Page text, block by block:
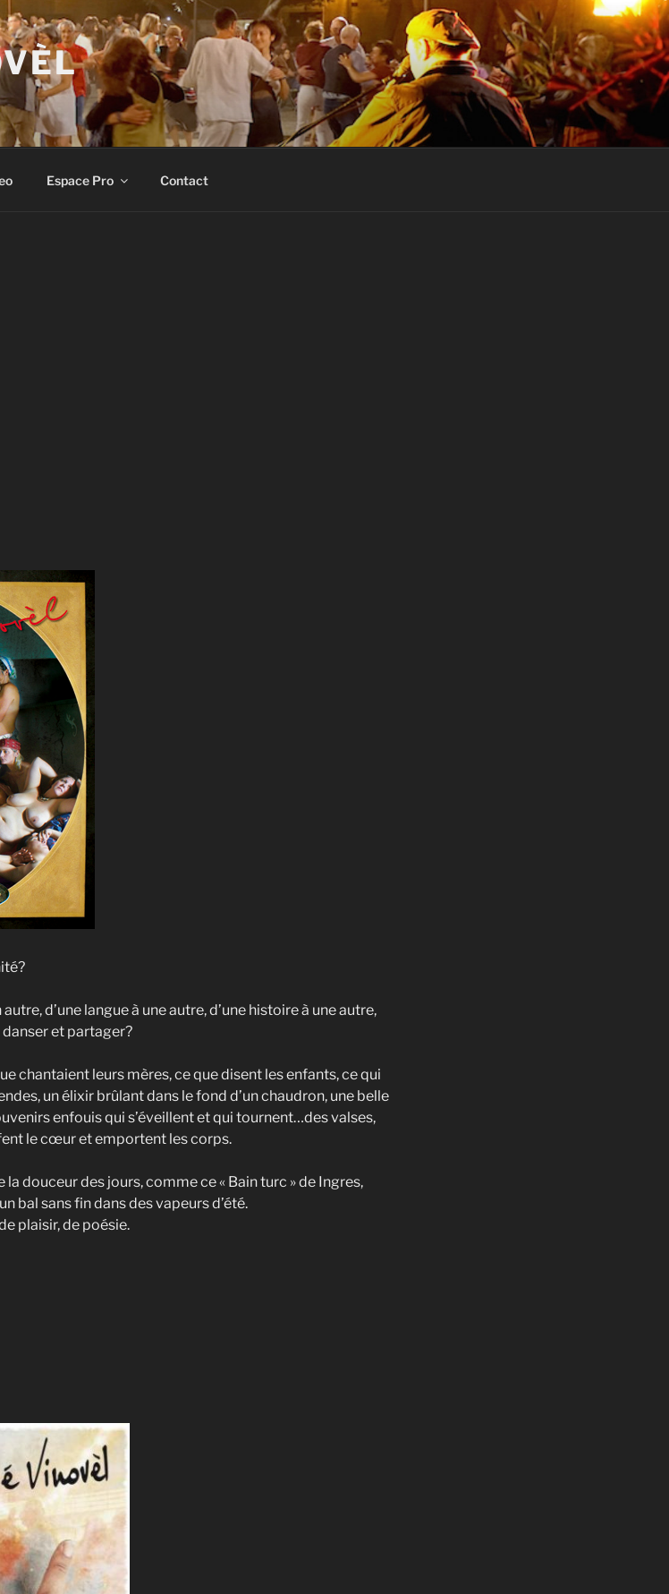
Espace Pro Contact
d’une langue à une autre, d’une histoire à une autre,
danser et partager?
chantaient leurs mères, ce que disent les enfants, ce qui
un élixir brûlant dans le fond d’un chaudron, une belle
enfouis qui s’éveillent et qui tournent…des valses,
le cœur et emportent les corps.
douceur des jours, comme ce « Bain turc » de Ingres,
bal sans fin dans des vapeurs d’été.
plaisir, de poésie.